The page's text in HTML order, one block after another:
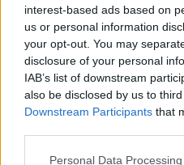
interest-based ads based on
us or personal information
your opt-out. You may
disclosure of your personal
IAB’s list of downstream
also be disclosed by us to
Downstream Participants that
Personal Data
Είναι ένα
πρόληψη της
και των σοβαρών
να προκύψουν από
καρκίνος του